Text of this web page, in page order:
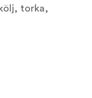
torka,